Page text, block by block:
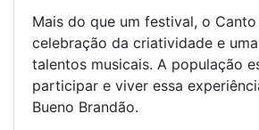
Mais do que um festival, o
celebração da criatividade e
talentos musicais. A população
participar e viver essa
Bueno Brandão.